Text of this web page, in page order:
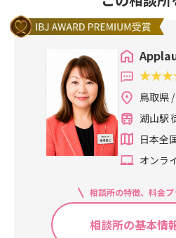
鳥取県
湖山駅
日本全
オンラ
相談所の特徴、料金
相談所の基本情